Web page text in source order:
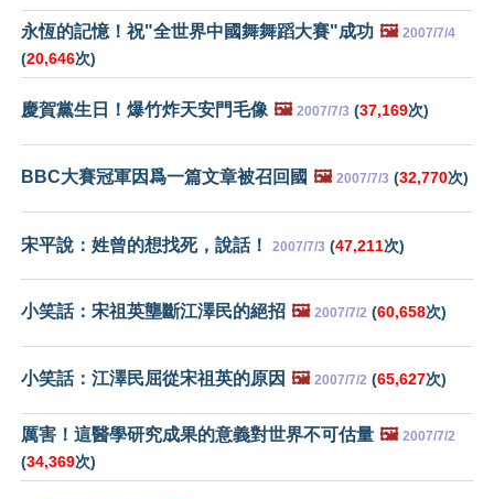
永恆的記憶！祝"全世界中國舞舞蹈大賽"成功 🖼️ 2007/7/4
(20,646次)
慶賀黨生日！爆竹炸天安門毛像 🖼️ 2007/7/3 (37,169次)
BBC大賽冠軍因爲一篇文章被召回國 🖼️ 2007/7/3 (32,770次)
宋平說：姓曾的想找死，說話！ 2007/7/3 (47,211次)
小笑話：宋祖英壟斷江澤民的絕招 🖼️ 2007/7/2 (60,658次)
小笑話：江澤民屈從宋祖英的原因 🖼️ 2007/7/2 (65,627次)
厲害！這醫學研究成果的意義對世界不可估量 🖼️ 2007/7/2
(34,369次)